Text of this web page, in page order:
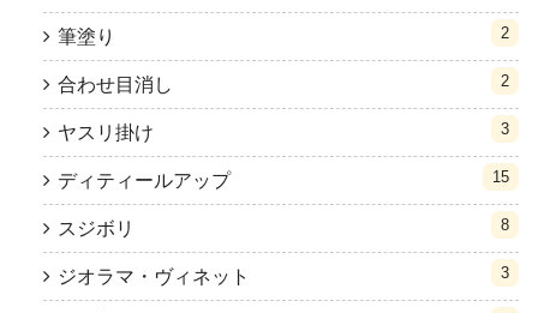
筆塗り 2
合わせ目消し 2
ヤスリ掛け 3
ディティールアップ 15
スジボリ 8
ジオラマ・ヴィネット 3